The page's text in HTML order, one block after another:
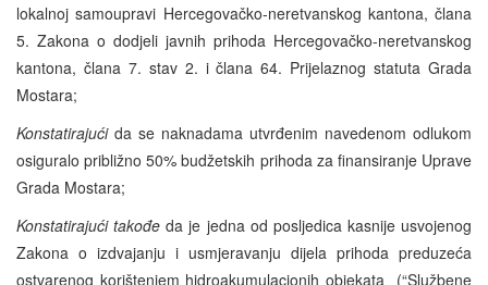
lokalnoj samoupravi Hercegovačko-neretvanskog kantona, člana
5. Zakona o dodjeli javnih prihoda Hercegovačko-neretvanskog
kantona, člana 7. stav 2. i člana 64. Prijelaznog statuta Grada
Mostara;
Konstatirajući da se naknadama utvrđenim navedenom odlukom
osiguralo približno 50% budžetskih prihoda za finansiranje Uprave
Grada Mostara;
Konstatirajući takođeda je jedna od posljedica kasnije usvojenog
Zakona o izdvajanju i usmjeravanju dijela prihoda preduzeća
ostvarenog korištenjem hidroakumulacionih objekata (“Službene